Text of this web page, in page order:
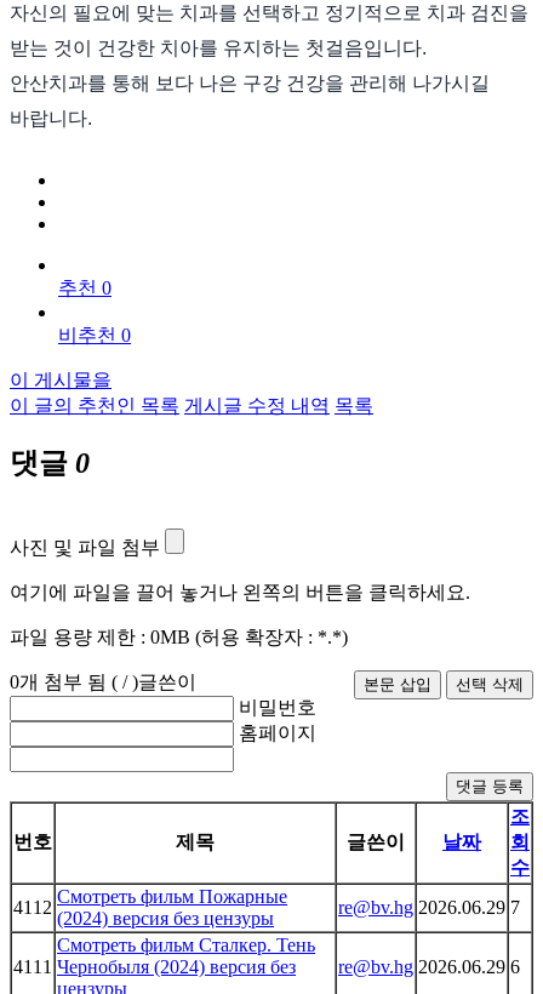
자신의 필요에 맞는 치과를 선택하고 정기적으로 치과 검진을
받는 것이 건강한 치아를 유지하는 첫걸음입니다.
안산치과를 통해 보다 나은 구강 건강을 관리해 나가시길
바랍니다.
추천 0
비추천 0
이 게시물을
이 글의 추천인 목록 게시글 수정 내역 목록
댓글 0
사진 및 파일 첨부
여기에 파일을 끌어 놓거나 왼쪽의 버튼을 클릭하세요.
파일 용량 제한 : 0MB (허용 확장자 : *.*)
0개 첨부 됨 ( /)글쓴이
비밀번호
홈페이지
댓글 등록
번호 제목 글쓴이 날짜
조
회
수
4112
Смотреть фильм Пожарные
(2024) версия без цензуры
re@bv.hg 2026.06.29 7
4111
Смотреть фильм Сталкер. Тень
Чернобыля (2024) версия без
цензуры
re@bv.hg 2026.06.29 6